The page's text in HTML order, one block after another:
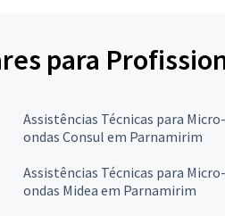
para
Assistências Técnicas para Micro-
ondas Consul em Parnamirim
Assistências Técnicas para Micro-
ondas Midea em Parnamirim